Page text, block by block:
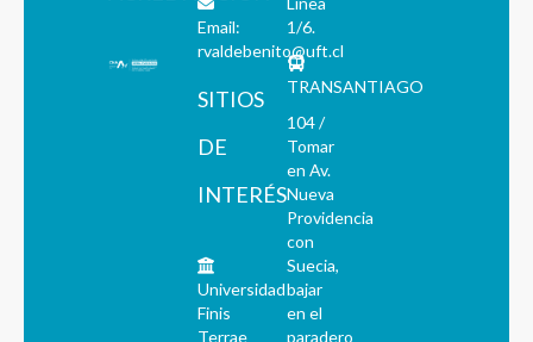
Email:
rvaldebenito@uft.cl
SITIOS
DE
INTERÉS
Universidad
Finis
Terrae
1/6.
TRANSANTIAGO
104 /
Tomar
en Av.
Nueva
Providencia
con
Suecia,
bajar
en el
paradero